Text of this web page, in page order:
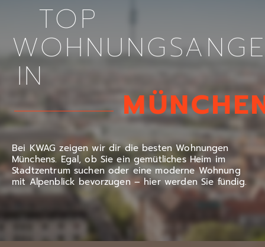
TOP
IN
Bei KWAG zeigen wir dir die besten Wohnungen
Münchens. Egal, ob Sie ein gemütliches Heim im
Stadtzentrum suchen oder eine moderne Wohnung
mit Alpenblick bevorzugen – hier werden Sie fündig.